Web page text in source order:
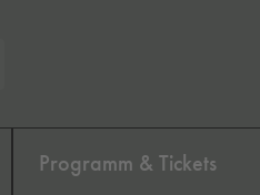
Programm & Tickets